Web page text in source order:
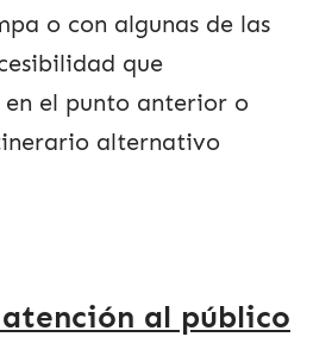
o con algunas de las
que
en el punto anterior o
alternativo
atención al público